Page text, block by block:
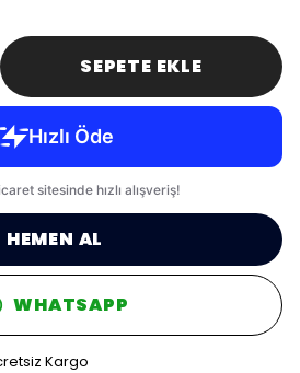
SEPETE EKLE
HEMEN AL
WHATSAPP
Kargo